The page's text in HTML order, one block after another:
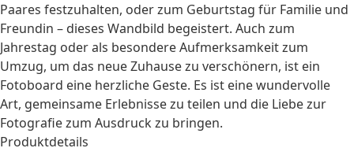
Paares festzuhalten, oder zum Geburtstag für Familie und
Freundin – dieses Wandbild begeistert. Auch zum
Jahrestag oder als besondere Aufmerksamkeit zum
Umzug, um das neue Zuhause zu verschönern, ist ein
Fotoboard eine herzliche Geste. Es ist eine wundervolle
Art, gemeinsame Erlebnisse zu teilen und die Liebe zur
Fotografiezum Ausdruck zu bringen.
Produktdetails